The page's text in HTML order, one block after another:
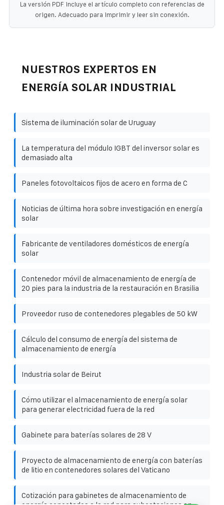
La versión PDF incluye el artículo completo con referencias de
origen. Adecuado para imprimir y leer sin conexión.
NUESTROS EXPERTOS EN
ENERGÍA SOLAR INDUSTRIAL
Sistema de iluminación solar de Uruguay
La temperatura del módulo IGBT del inversor solar es
demasiado alta
Paneles fotovoltaicos fijos de acero en forma de C
Noticias de última hora sobre investigación en energía
solar
Fabricante de ventiladores domésticos de energía
solar
Contenedor móvil de almacenamiento de energía de
20 pies para la industria de la restauración en Brasilia
Proveedor ruso de contenedores plegables de 50 kW
Cálculo del consumo de energía del sistema de
almacenamiento de energía
Industria solar de Beirut
Cómo utilizar el almacenamiento de energía solar
para generar electricidad fuera de la red
Gabinete para baterías solares de 28 V
Proyecto de almacenamiento de energía con baterías
de litio en contenedores solares del Vaticano
Cotización para gabinetes de almacenamiento de